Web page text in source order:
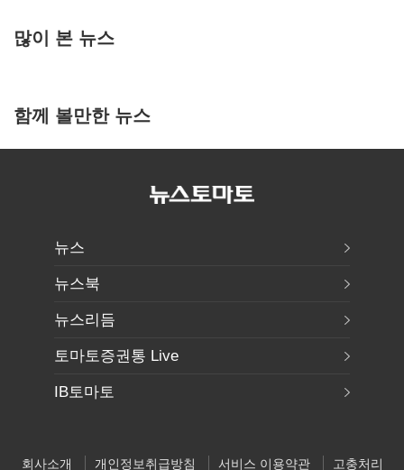
많이 본 뉴스
함께 볼만한 뉴스
뉴스
뉴스북
뉴스리듬
토마토증권통 Live
IB토마토
회사소개 개인정보취급방침 서비스 이용약관 고충처리